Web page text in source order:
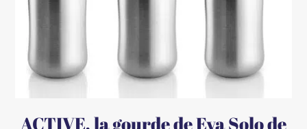
ACTIVE, la gourde de Eva Solo de